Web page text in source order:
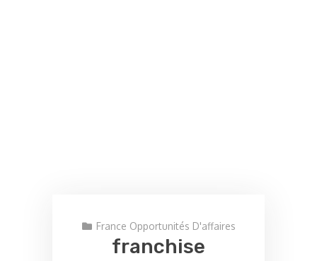
France Opportunités D'affaires
franchise